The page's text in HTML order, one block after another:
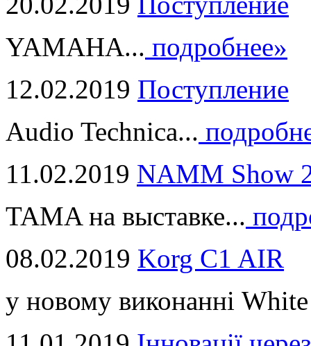
YAMAHA... подробнее»
12.02.2019 Поступление
Audio Technica...
11.02.2019 NAMM Show
TAMA на выставке...
08.02.2019 Korg C1 AIR
у новому виконанні